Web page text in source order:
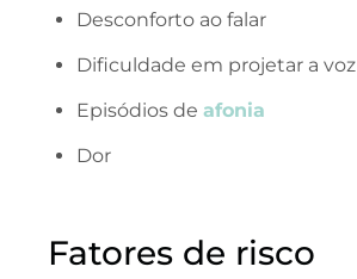
Desconforto ao falar
Dificuldade em projetar a voz
Episódios de afonia
Dor
Fatores de risco